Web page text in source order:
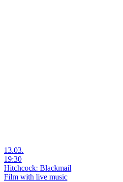
13.03.
19:30
Hitchcock: Blackmail
Film with live music